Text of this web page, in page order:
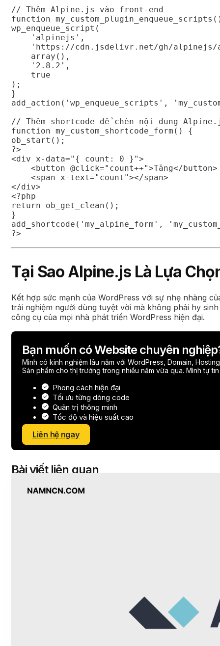
// Thêm Alpine.js vào front-end
function
wp_enqueue_script(
    'alpinejs',
'https://cdn.jsdelivr.net/gh/
    array(),
    '2.8.2',
    true
);
}
add_action('wp_enqueue_scripts',
// Thêm shortcode để chèn nội dung
function my_custom_shortcode_form() {
ob_start();
?>
<div x-data="{ count: 0 }">
    <button @click="count++">Tăng</button>
    <span x-text="count"></span>
</div>
<?php
return ob_get_clean();
}
add_shortcode('my_alpine_form',
?>
Tại Sao Alpine.js Là Lựa
Kết hợp sức mạnh của WordPress với sự nhẹ nhàng
trải nghiệm người dùng tuyệt vời mà không phải hy
công cụ của mọi nhà phát triển WordPress hiện đại.
Bạn muốn có Website chuyên
Mình có kinh nghiệm lâu năm với WordPress, Domain,
Sản phẩm cho thị trường trong nhiều năm vừa qua. Mình tự
Phong cách hiện đại
Tối ưu từng dòng code
Quản trị thông minh
Tốc độ và hiệu suất cao
Liên hệ ngay
Bài viết liên quan